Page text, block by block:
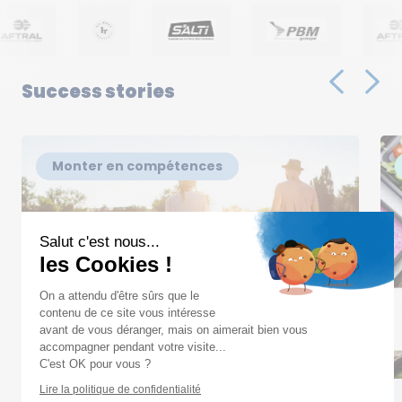
Salut c'est nous...
les Cookies !
On a attendu d'être sûrs que le
contenu de ce site vous intéresse
avant de vous déranger, mais on aimerait bien vous
accompagner pendant votre visite...
C'est OK pour vous ?
Lire la politique de confidentialité
Success stories
Monter en compétences